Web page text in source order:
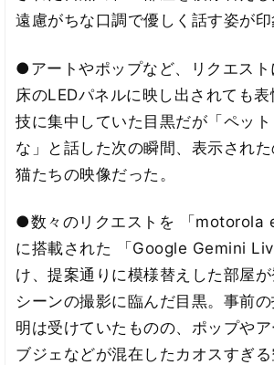
遠慮がちな口調で優しく話す姿が印
●アートやポップなど、リクエスト
床のLEDパネルに映し出されても
技に集中していた目黒だが「ペッ
な」と話した次の瞬間、表示され
猫たちの映像だった。
●数々のリクエストを 「motorola
に搭載された 「Google Gemini
け、提案通りに模様替えした部屋
シーンの撮影に臨んだ目黒。事前
明は受けていたものの、ポップや
ブジェなどが混在したカオスすぎ